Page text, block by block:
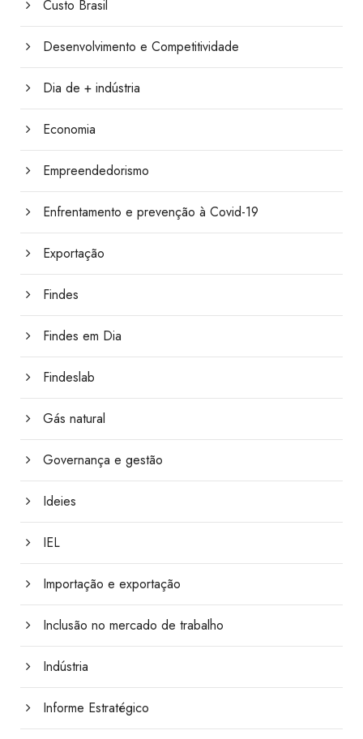
Custo Brasil
Desenvolvimento e Competitividade
Dia de + indústria
Economia
Empreendedorismo
Enfrentamento e prevenção à Covid-19
Exportação
Findes
Findes em Dia
Findeslab
Gás natural
Governança e gestão
Ideies
IEL
Importação e exportação
Inclusão no mercado de trabalho
Indústria
Informe Estratégico